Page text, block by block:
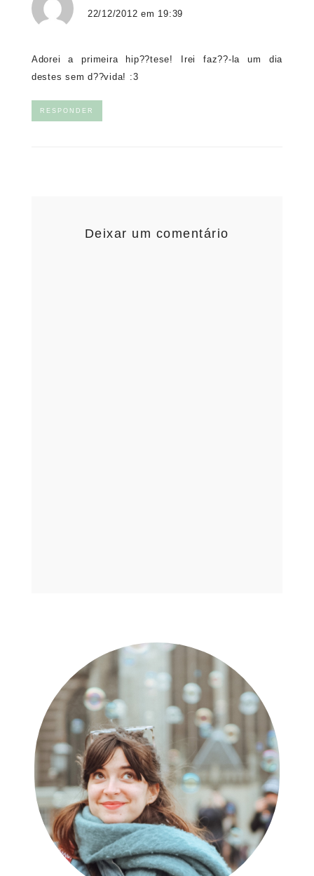
22/12/2012 em 19:39
Adorei a primeira hip??tese! Irei faz??-la um dia
destes sem d??vida! :3
RESPONDER
Deixar um comentário